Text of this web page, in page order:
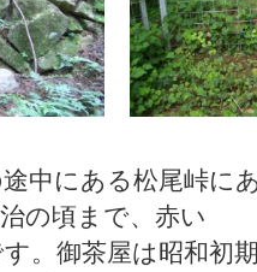
途中にある松尾
の頃まで、赤い
す。御茶屋は昭和